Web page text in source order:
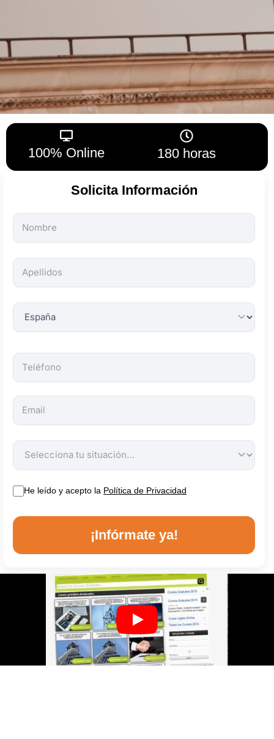
100% Online 180 horas
Solicita Información
Todos
los
son
obligatorios.
He leído y acepto la Política de Privacidad
¡Infórmate ya!